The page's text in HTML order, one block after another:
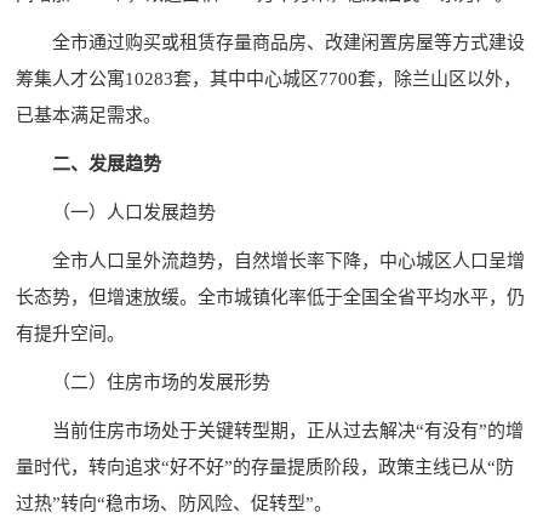
全市通过购买或租赁存量商品房、改建闲置房屋等方式建设
筹集人才公寓10283套，其中中心城区7700套，除兰山区以外，
已基本满足需求。
二、发展趋势
（一）人口发展趋势
全市人口呈外流趋势，自然增长率下降，中心城区人口呈增
长态势，但增速放缓。全市城镇化率低于全国全省平均水平，仍
有提升空间。
（二）住房市场的发展形势
当前住房市场处于关键转型期，正从过去解决“有没有”的增
量时代，转向追求“好不好”的存量提质阶段，政策主线已从“防
过热”转向“稳市场、防风险、促转型”。